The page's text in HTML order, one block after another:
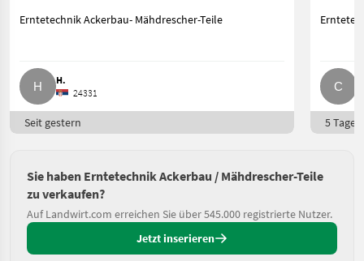
Erntetechnik Ackerbau- Mähdrescher-Teile
H.
24331
Seit gestern 5 Tage
Sie haben Erntetechnik Ackerbau / Mähdrescher-Teile
zu verkaufen?
Auf Landwirt.com erreichen Sie über 545.000 registrierte Nutzer.
Jetzt inserieren